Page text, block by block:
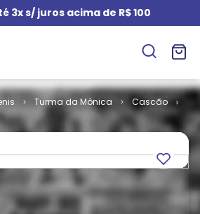
3x s/ juros acima de R$ 100
Turma da Mônica
Cascão